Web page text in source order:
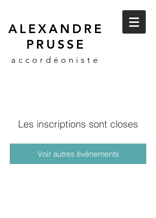
ALEXANDRE
PRUSSE
accordéoniste
Les inscriptions sont closes
Voir autres événements